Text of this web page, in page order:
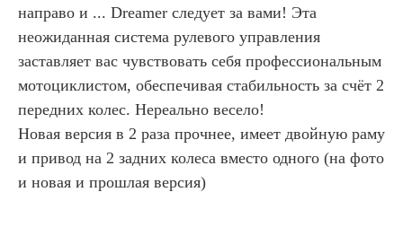
направо и ... Dreamer следует за вами! Эта
неожиданная система рулевого управления
заставляет вас чувствовать себя профессиональным
мотоциклистом, обеспечивая стабильность за счёт 2
передних колес. Нереально весело!
Новая версия в 2 раза прочнее, имеет двойную раму
и привод на 2 задних колеса вместо одного (на фото
и новая и прошлая версия)